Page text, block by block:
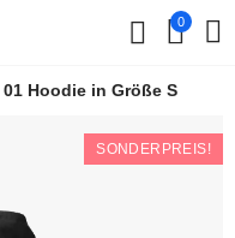
0
Hoodie in Größe S
SONDERPREIS!